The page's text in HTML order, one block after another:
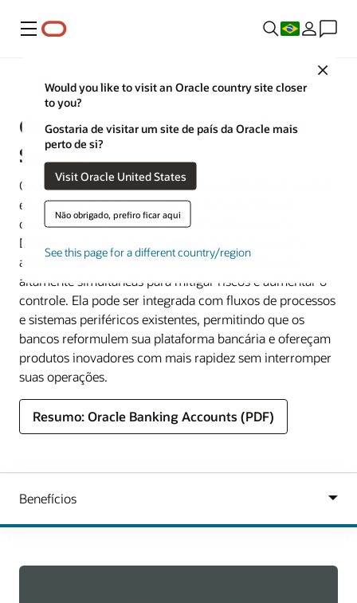
Menu
Close
Would you like to visit an Oracle country site closer
to you?
Gostaria de visitar um site de país da Oracle mais
perto de si?
Visit Oracle United States
Não obrigado, prefiro ficar aqui
See this page for a different country/region
Operações Bancárias
Oracle Banking Accounts Cloud
Service
O Oracle Banking Accounts é uma plataforma de contas
em hiperescala que otimiza o gerenciamento e as
operações de contas em toda a empresa bancária.
Desenvolvida em uma arquitetura nativa da nuvem
altamente escalável, a solução permite transações
altamente simultâneas para mitigar riscos e aumentar o
controle. Ela pode ser integrada com fluxos de processos
e sistemas periféricos existentes, permitindo que os
bancos reformulem sua plataforma bancária e ofereçam
produtos inovadores com mais rapidez sem interromper
suas operações.
Resumo: Oracle Banking Accounts (PDF)